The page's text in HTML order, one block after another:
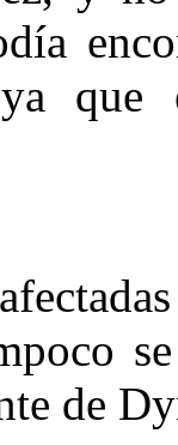
ya
de